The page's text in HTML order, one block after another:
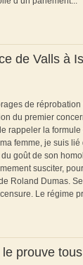
de Valls à
de réprobation
du premier
rappeler la
femme, je suis
goût de son
susciter,
Roland Dumas.
Le régime
prouve